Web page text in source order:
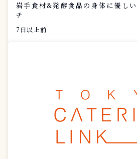
岩手食材&発酵食品の身体に優し
チ
7日以上前